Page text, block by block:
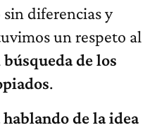
diferencias y
un respeto al
búsqueda de los
.
de la idea